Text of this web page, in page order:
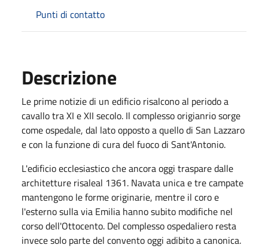
Punti di contatto
Descrizione
Le prime notizie di un edificio risalcono al periodo a
cavallo tra XI e XII secolo. Il complesso origianrio sorge
come ospedale, dal lato opposto a quello di San Lazzaro
e con la funzione di cura del fuoco di Sant'Antonio.
L'edificio ecclesiastico che ancora oggi traspare dalle
architetture risaleal 1361. Navata unica e tre campate
mantengono le forme originarie, mentre il coro e
l'esterno sulla via Emilia hanno subito modifiche nel
corso dell'Ottocento. Del complesso ospedaliero resta
invece solo parte del convento oggi adibito a canonica.